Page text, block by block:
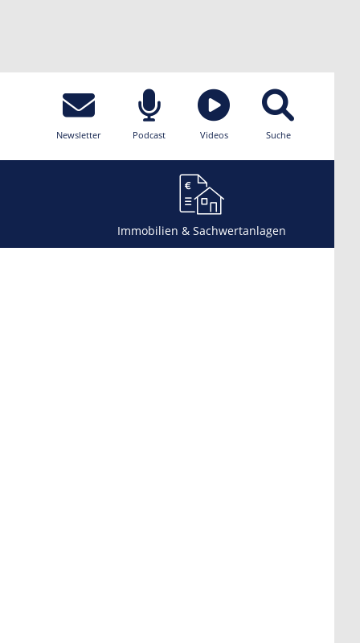
Newsletter Podcast Videos Suche
Immobilien & Sachwertanlagen